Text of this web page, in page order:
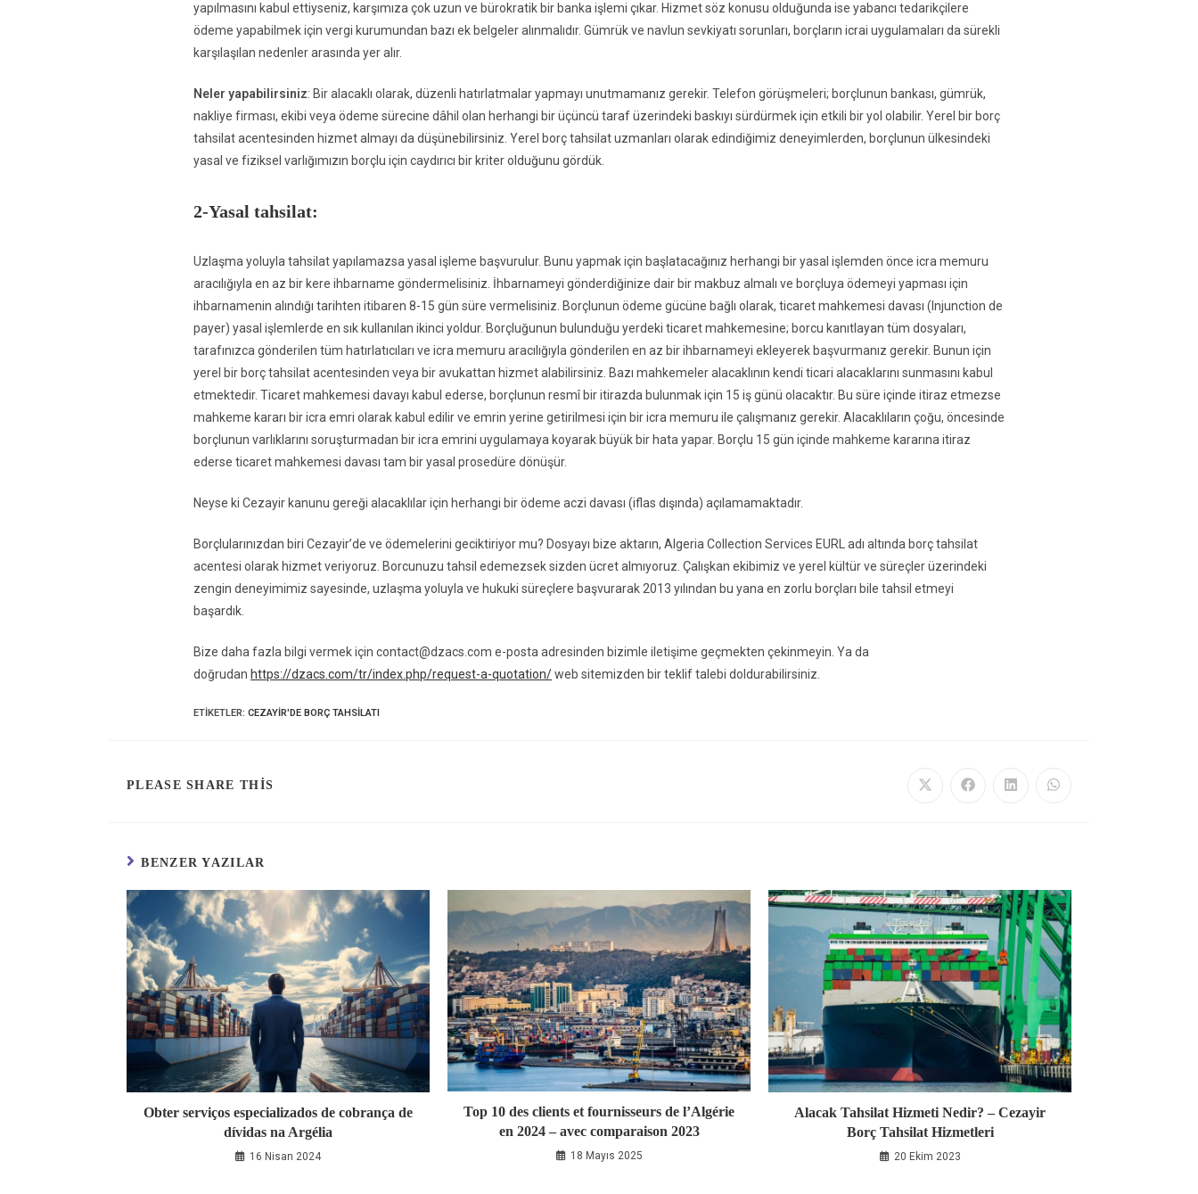
yapılmasını kabul ettiyseniz, karşımıza çok uzun ve bürokratik bir banka işlemi çıkar. Hizmet söz konusu olduğunda ise yabancı tedarikçilere
ödeme yapabilmek için vergi kurumundan bazı ek belgeler alınmalıdır. Gümrük ve navlun sevkiyatı sorunları, borçların icrai uygulamaları da sürekli
karşılaşılan nedenler arasında yer alır.
Neler yapabilirsiniz: Bir alacaklı olarak, düzenli hatırlatmalar yapmayı unutmamanız gerekir. Telefon görüşmeleri; borçlunun bankası, gümrük,
nakliye firması, ekibi veya ödeme sürecine dâhil olan herhangi bir üçüncü taraf üzerindeki baskıyı sürdürmek için etkili bir yol olabilir. Yerel bir borç
tahsilat acentesinden hizmet almayı da düşünebilirsiniz. Yerel borç tahsilat uzmanları olarak edindiğimiz deneyimlerden, borçlunun ülkesindeki
yasal ve fiziksel varlığımızın borçlu için caydırıcı bir kriter olduğunu gördük.
2-Yasal tahsilat:
Uzlaşma yoluyla tahsilat yapılamazsa yasal işleme başvurulur. Bunu yapmak için başlatacağınız herhangi bir yasal işlemden önce icra memuru
aracılığıyla en az bir kere ihbarname göndermelisiniz. İhbarnameyi gönderdiğinize dair bir makbuz almalı ve borçluya ödemeyi yapması için
ihbarnamenin alındığı tarihten itibaren 8-15 gün süre vermelisiniz. Borçlunun ödeme gücüne bağlı olarak, ticaret mahkemesi davası (Injunction de
payer) yasal işlemlerde en sık kullanılan ikinci yoldur. Borçluğunun bulunduğu yerdeki ticaret mahkemesine; borcu kanıtlayan tüm dosyaları,
tarafınızca gönderilen tüm hatırlatıcıları ve icra memuru aracılığıyla gönderilen en az bir ihbarnameyi ekleyerek başvurmanız gerekir. Bunun için
yerel bir borç tahsilat acentesinden veya bir avukattan hizmet alabilirsiniz. Bazı mahkemeler alacaklının kendi ticari alacaklarını sunmasını kabul
etmektedir. Ticaret mahkemesi davayı kabul ederse, borçlunun resmî bir itirazda bulunmak için 15 iş günü olacaktır. Bu süre içinde itiraz etmezse
mahkeme kararı bir icra emri olarak kabul edilir ve emrin yerine getirilmesi için bir icra memuru ile çalışmanız gerekir. Alacaklıların çoğu, öncesinde
borçlunun varlıklarını soruşturmadan bir icra emrini uygulamaya koyarak büyük bir hata yapar. Borçlu 15 gün içinde mahkeme kararına itiraz
ederse ticaret mahkemesi davası tam bir yasal prosedüre dönüşür.
Neyse ki Cezayir kanunu gereği alacaklılar için herhangi bir ödeme aczi davası (iflas dışında) açılamamaktadır.
Borçlularınızdan biri Cezayir’de ve ödemelerini geciktiriyor mu? Dosyayı bize aktarın, Algeria Collection Services EURL adı altında borç tahsilat
acentesi olarak hizmet veriyoruz. Borcunuzu tahsil edemezsek sizden ücret almıyoruz. Çalışkan ekibimiz ve yerel kültür ve süreçler üzerindeki
zengin deneyimimiz sayesinde, uzlaşma yoluyla ve hukuki süreçlere başvurarak 2013 yılından bu yana en zorlu borçları bile tahsil etmeyi
başardık.
Bize daha fazla bilgi vermek için contact@dzacs.com e-posta adresinden bizimle iletişime geçmekten çekinmeyin. Ya da
doğrudan https://dzacs.com/tr/index.php/request-a-quotation/web sitemizden bir teklif talebi doldurabilirsiniz.
ETIKETLER: CEZAYIR'DE BORÇ TAHSILATI
PLEASE SHARE THIS
BENZER YAZILAR
Obter serviços especializados de cobrança de
dívidas na Argélia
16 Nisan 2024
Top 10 des clients et fournisseurs de l’Algérie
en 2024 – avec comparaison 2023
18 Mayıs 2025
Alacak Tahsilat Hizmeti Nedir? – Cezayir
Borç Tahsilat Hizmetleri
20 Ekim 2023